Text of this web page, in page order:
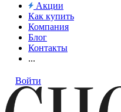
Акции
Как купить
Компания
Блог
Контакты
...
Войти